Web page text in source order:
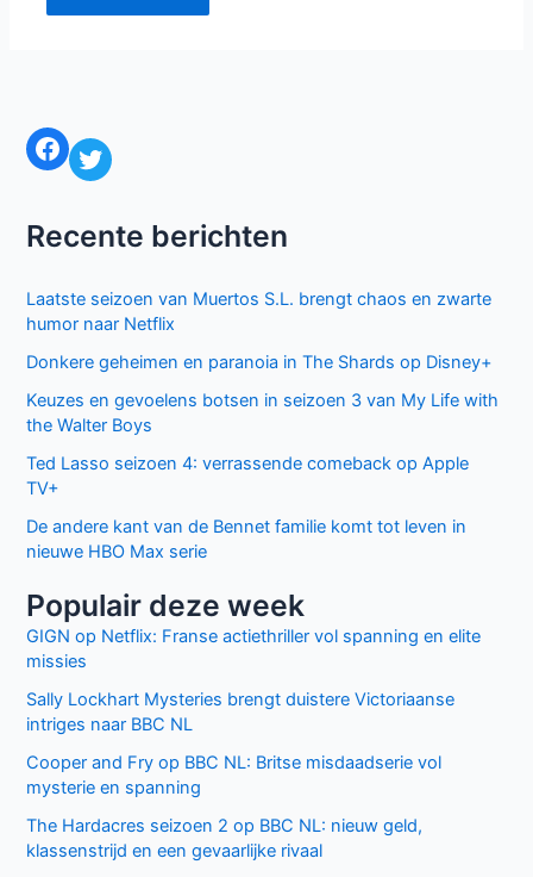
Facebook Twitter
Recente berichten
Laatste seizoen van Muertos S.L. brengt chaos en zwarte
humor naar Netflix
Donkere geheimen en paranoia in The Shards op Disney+
Keuzes en gevoelens botsen in seizoen 3 van My Life with
the Walter Boys
Ted Lasso seizoen 4: verrassende comeback op Apple
TV+
De andere kant van de Bennet familie komt tot leven in
nieuwe HBO Max serie
Populair deze week
GIGN op Netflix: Franse actiethriller vol spanning en elite
missies
Sally Lockhart Mysteries brengt duistere Victoriaanse
intriges naar BBC NL
Cooper and Fry op BBC NL: Britse misdaadserie vol
mysterie en spanning
The Hardacres seizoen 2 op BBC NL: nieuw geld,
klassenstrijd en een gevaarlijke rivaal